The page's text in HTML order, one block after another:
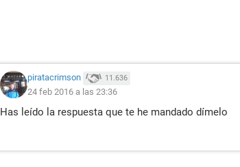
piratacrimson 11.636
24 feb 2016 a las 23:36
Has leído la respuesta que te he mandado dímelo